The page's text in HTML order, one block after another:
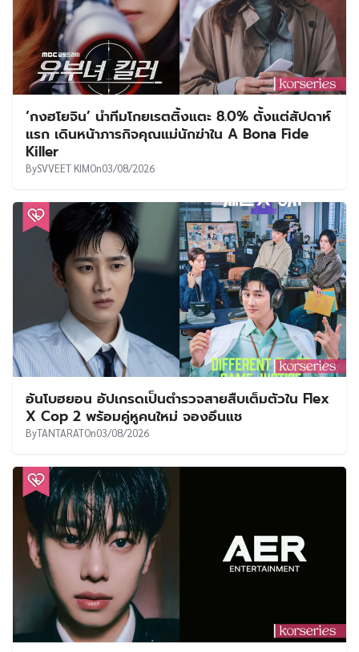
‘กงฮโยจิน’ นำทีมโกยเรตติ้งแตะ 8.0% ตั้งแต่สัปดาห์
แรก เดินหน้าภารกิจคุณแม่นักฆ่าใน A Bona Fide
Killer
BySVVEET KIMOn03/08/2026
อันโบฮยอน อัปเกรดเป็นตำรวจสายสืบเต็มตัวใน Flex
X Cop 2 พร้อมคู่หูคนใหม่ จองอึนแช
ByTANTARATOn03/08/2026